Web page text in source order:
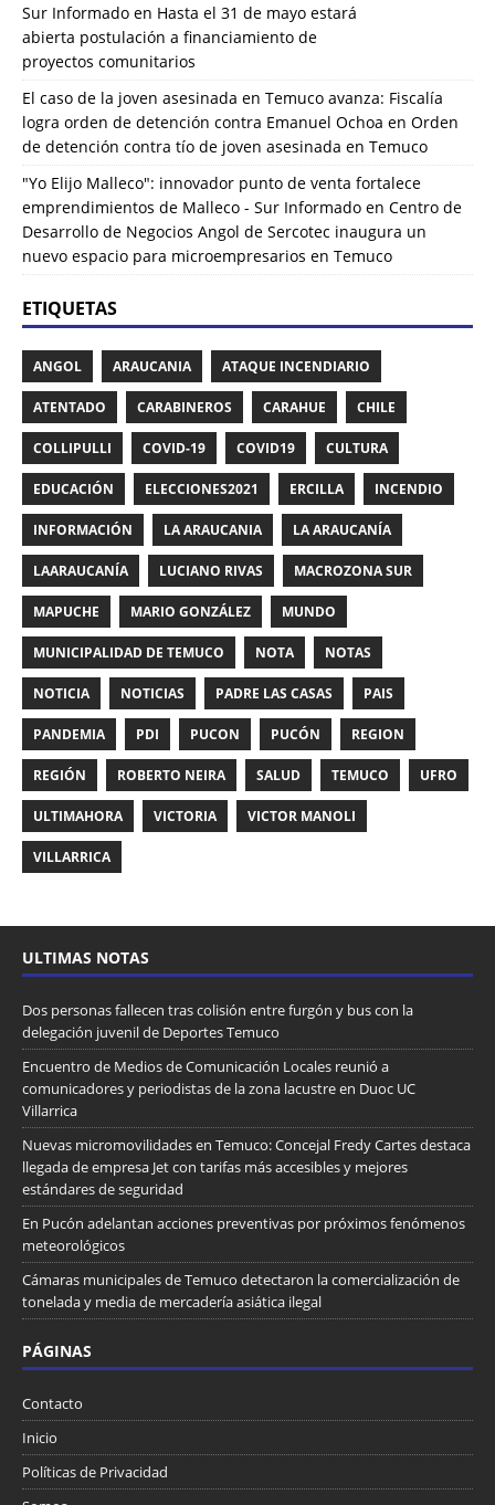
Sur Informado en Hasta el 31 de mayo estará
abierta postulación a financiamiento de
proyectos comunitarios
El caso de la joven asesinada en Temuco avanza: Fiscalía
logra orden de detención contra Emanuel Ochoa en Orden
de detención contra tío de joven asesinada en Temuco
"Yo Elijo Malleco": innovador punto de venta fortalece
emprendimientos de Malleco - Sur Informado en Centro de
Desarrollo de Negocios Angol de Sercotec inaugura un
nuevo espacio para microempresarios en Temuco
ETIQUETAS
ANGOL ARAUCANIA ATAQUE INCENDIARIO
ATENTADO CARABINEROS CARAHUE CHILE
COLLIPULLI COVID-19 COVID19 CULTURA
EDUCACIÓN ELECCIONES2021 ERCILLA INCENDIO
INFORMACIÓN LA ARAUCANIA LA ARAUCANÍA
LAARAUCANÍA LUCIANO RIVAS MACROZONA SUR
MAPUCHE MARIO GONZÁLEZ MUNDO
MUNICIPALIDAD DE TEMUCO NOTA NOTAS
NOTICIA NOTICIAS PADRE LAS CASAS PAIS
PANDEMIA PDI PUCON PUCÓN REGION
REGIÓN ROBERTO NEIRA SALUD TEMUCO UFRO
ULTIMAHORA VICTORIA VICTOR MANOLI
VILLARRICA
ULTIMAS NOTAS
Dos personas fallecen tras colisión entre furgón y bus con la
delegación juvenil de Deportes Temuco
Encuentro de Medios de Comunicación Locales reunió a
comunicadores y periodistas de la zona lacustre en Duoc UC
Villarrica
Nuevas micromovilidades en Temuco: Concejal Fredy Cartes destaca
llegada de empresa Jet con tarifas más accesibles y mejores
estándares de seguridad
En Pucón adelantan acciones preventivas por próximos fenómenos
meteorológicos
Cámaras municipales de Temuco detectaron la comercialización de
tonelada y media de mercadería asiática ilegal
PÁGINAS
Contacto
Inicio
Políticas de Privacidad